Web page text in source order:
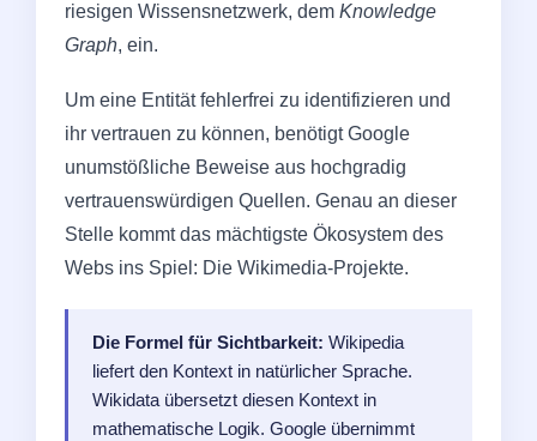
riesigen Wissensnetzwerk, dem Knowledge
Graph, ein.
Um eine Entität fehlerfrei zu identifizieren und
ihr vertrauen zu können, benötigt Google
unumstößliche Beweise aus hochgradig
vertrauenswürdigen Quellen. Genau an dieser
Stelle kommt das mächtigste Ökosystem des
Webs ins Spiel: Die Wikimedia-Projekte.
Die Formel für Sichtbarkeit: Wikipedia
liefert den Kontext in natürlicher Sprache.
Wikidata übersetzt diesen Kontext in
mathematische Logik. Google übernimmt